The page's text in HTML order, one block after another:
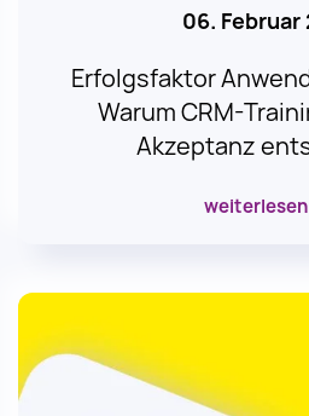
06. Februar
Erfolgsfaktor
Warum CRM-
Akzeptanz
weiterlesen